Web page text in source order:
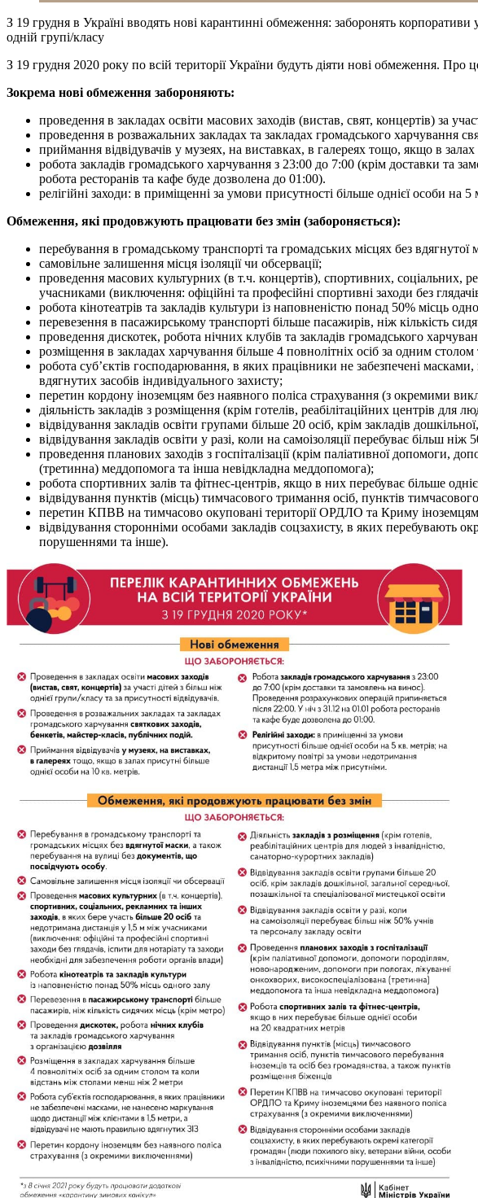
З 19 грудня в Україні вводять нові карантинні обмеження: заборонять
одній групі/класу
З 19 грудня 2020 року по всій території України будуть діяти нові обмеження.
Зокрема нові обмеження забороняють:
проведення в закладах освіти масових заходів (вистав, свят, концертів) за
проведення в розважальних закладах та закладах громадського харчування
приймання відвідувачів у музеях, на виставках, в галереях тощо, якщо в
робота закладів громадського харчування з 23:00 до 7:00 (крім доставки та
робота ресторанів та кафе буде дозволена до 01:00).
релігійні заходи: в приміщенні за умови присутності більше однієї особи
Обмеження, які продовжують працювати без змін (забороняється):
перебування в громадському транспорті та громадських місцях без
самовільне залишення місця ізоляції чи обсервації;
проведення масових культурних (в т.ч. концертів), спортивних, соціальних,
учасниками (виключення: офіційні та професійні спортивні заходи без
робота кінотеатрів та закладів культури із наповненістю понад 50% місць
перевезення в пасажирському транспорті більше пасажирів, ніж кількість
проведення дискотек, робота нічних клубів та закладів громадського
розміщення в закладах харчування більше 4 повнолітніх осіб за одним
робота суб’єктів господарювання, в яких працівники не забезпечені
вдягнутих засобів індивідуального захисту;
перетин кордону іноземцям без наявного поліса страхування (з окремими
діяльність закладів з розміщення (крім готелів, реабілітаційних центрів для
відвідування закладів освіти групами більше 20 осіб, крім закладів
відвідування закладів освіти у разі, коли на самоізоляції перебуває більш
проведення планових заходів з госпіталізації (крім паліативної допомоги,
(третинна) меддопомога та інша невідкладна меддопомога);
робота спортивних залів та фітнес-центрів, якщо в них перебуває більше
відвідування пунктів (місць) тимчасового тримання осіб, пунктів
перетин КПВВ на тимчасово окуповані території ОРДЛО та Криму
відвідування сторонніми особами закладів соцзахисту, в яких перебувають
порушеннями та інше).